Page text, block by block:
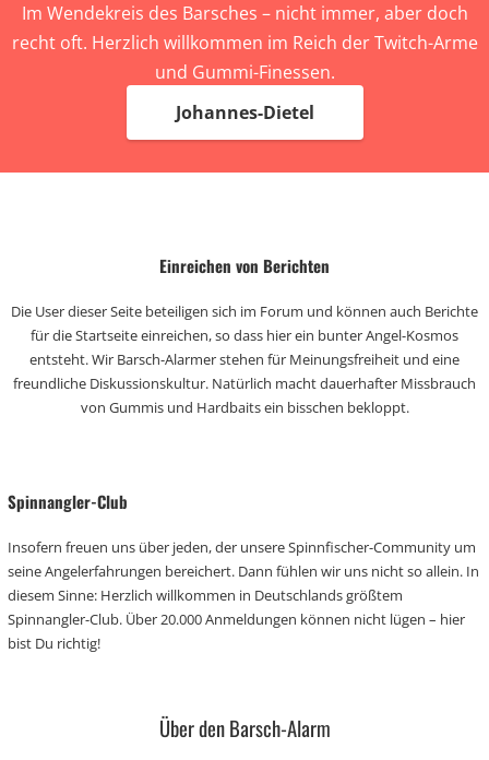
Im Wendekreis des Barsches – nicht immer, aber doch
recht oft. Herzlich willkommen im Reich der Twitch-Arme
und Gummi-Finessen.
Johannes-Dietel
Einreichen von Berichten
Die User dieser Seite beteiligen sich im Forum und können auch Berichte
für die Startseite einreichen, so dass hier ein bunter Angel-Kosmos
entsteht. Wir Barsch-Alarmer stehen für Meinungsfreiheit und eine
freundliche Diskussionskultur. Natürlich macht dauerhafter Missbrauch
von Gummis und Hardbaits ein bisschen bekloppt.
Spinnangler-Club
Insofern freuen uns über jeden, der unsere Spinnfischer-Community um
seine Angelerfahrungen bereichert. Dann fühlen wir uns nicht so allein. In
diesem Sinne: Herzlich willkommen in Deutschlands größtem
Spinnangler-Club. Über 20.000 Anmeldungen können nicht lügen – hier
bist Du richtig!
Über den Barsch-Alarm